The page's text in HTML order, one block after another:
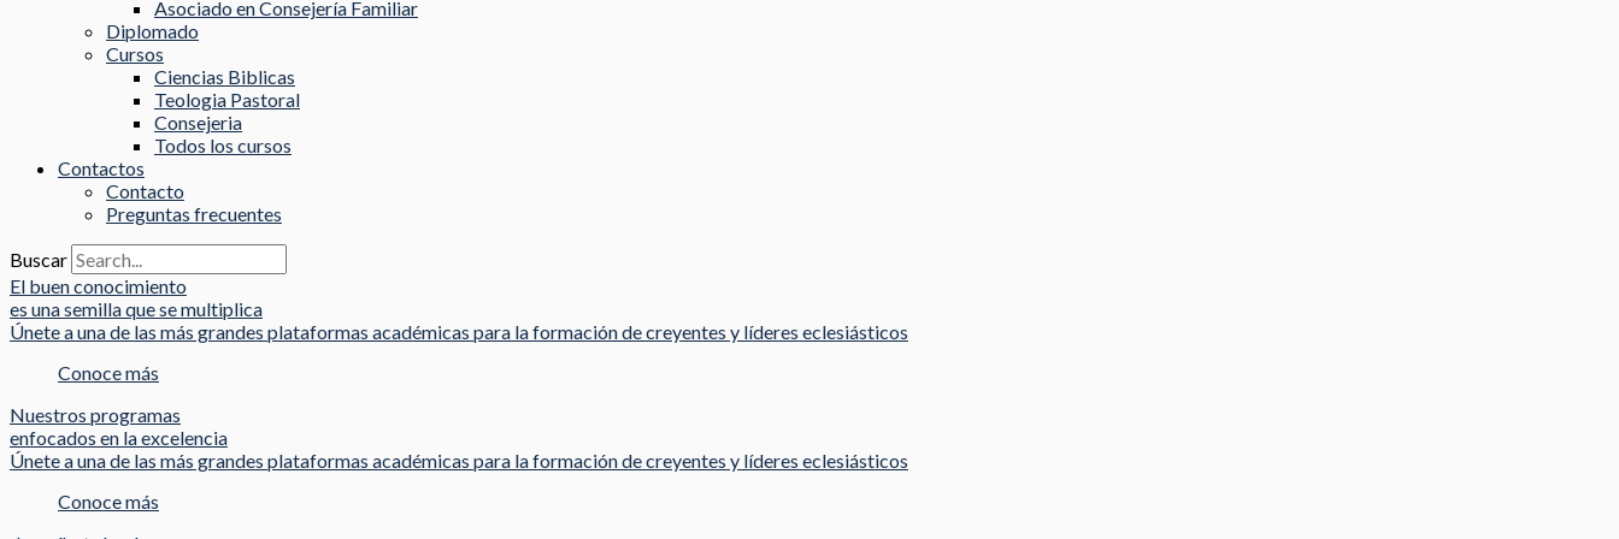
Asociado en Consejería Familiar
Diplomado
Cursos
Ciencias Biblicas
Teologia Pastoral
Consejeria
Todos los cursos
Contactos
Contacto
Preguntas frecuentes
Buscar
El buen conocimiento
es una semilla que se multiplica
Únete a una de las más grandes plataformas académicas para la formación de creyentes y líderes eclesiásticos
Conoce más
Nuestros programas
enfocados en la excelencia
Únete a una de las más grandes plataformas académicas para la formación de creyentes y líderes eclesiásticos
Conoce más